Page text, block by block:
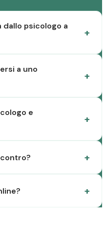
psicologo a
a uno
e